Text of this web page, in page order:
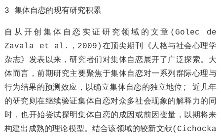
3 集体自恋的现有研究积累
自从开创集体自恋实证研究领域的文章(Golec de
Zavala et al.，2009)在顶尖期刊《人格与社会心理学
杂志》发表以来，研究者们对集体自恋展开了广泛探索。大
体而言，前期研究主要聚焦于集体自恋对一系列群际心理与
行为结果的预测效应，以确立集体自恋的独立地位; 近几年
的研究则在继续验证集体自恋对众多社会现象的解释力的同
时，也开始尝试探明集体自恋的成因或前因变量，以期将来
构建出成熟的理论模型。结合该领域的较新文献(Cichocka